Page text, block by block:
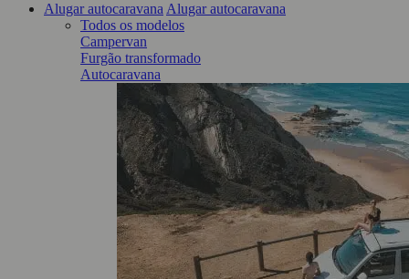
Alugar autocaravana Alugar autocaravana
Todos os modelos
Campervan
Furgão transformado
Autocaravana